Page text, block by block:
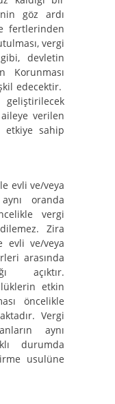
göz ardı
fertlerinden
vergi
devletin
Korunması
edecektir.
verilen
etkiye sahip
evli ve/veya
oranda
vergi
Zira
evli ve/veya
arasında
açıktır.
etkin
öncelikle
Vergi
aynı
durumda
usulüne